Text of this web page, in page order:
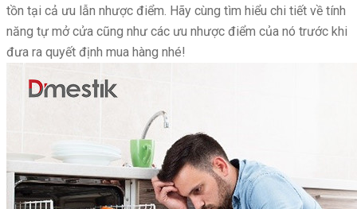
tồn tại cả ưu lẫn nhược điểm. Hãy cùng tìm hiểu chi tiết về tính
năng tự mở cửa cũng như các ưu nhược điểm của nó trước khi
đưa ra quyết định mua hàng nhé!